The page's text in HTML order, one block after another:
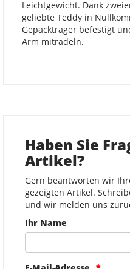
Leichtgewicht. Dank
geliebte Teddy in
Gepäckträger befestigt
Arm mitradeln.
Haben Sie
Artikel?
Gern beantworten wir
gezeigten Artikel.
und wir melden uns
Ihr Name